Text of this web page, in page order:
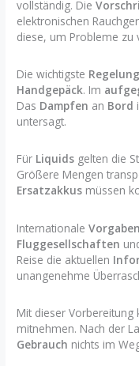
vollständig. Die
elektronischen
diese, um Probleme zu
Die wichtigste Regelung
Handgepäck. Im
Das Dampfen an Bord
untersagt.
Für Liquids gelten die
Größere Mengen
Ersatzakkus müssen
InternationaleVorgaben
Fluggesellschaften
Reise die aktuellen
unangenehme
Mit dieser Vorbereitung
mitnehmen. Nach der
Gebrauch nichts im